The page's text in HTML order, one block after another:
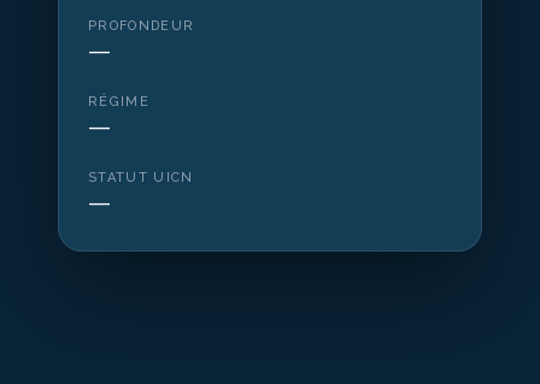
PROFONDEUR
—
RÉGIME
—
STATUT UICN
—